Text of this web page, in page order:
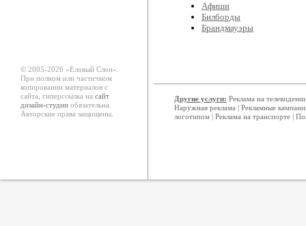
Афиши
Билборды
Брандмауэры
© 2005-2026 «Еловый Cлон».
При полном или частичном
копировании материалов с
сайта, гиперссылка на сайт
дизайн-студии обязательна.
Авторские права защищены.
Другие услуги: Реклама на
Наружная реклама | Рекламные
логотипом | Реклама на транспорте |